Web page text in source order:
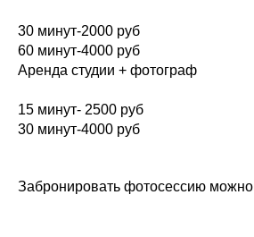
30 минут-2000 руб
60 минут-4000 руб
Аренда студии + фотограф
15 минут- 2500 руб
30 минут-4000 руб
Забронировать фотосессию можно